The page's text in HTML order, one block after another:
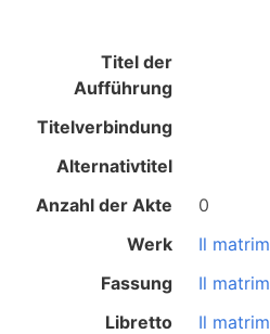
Titel der
Aufführung
Titelverbindung
Alternativtitel
Anzahl der Akte
0
Werk
Il
Fassung
Il
Libretto
Il